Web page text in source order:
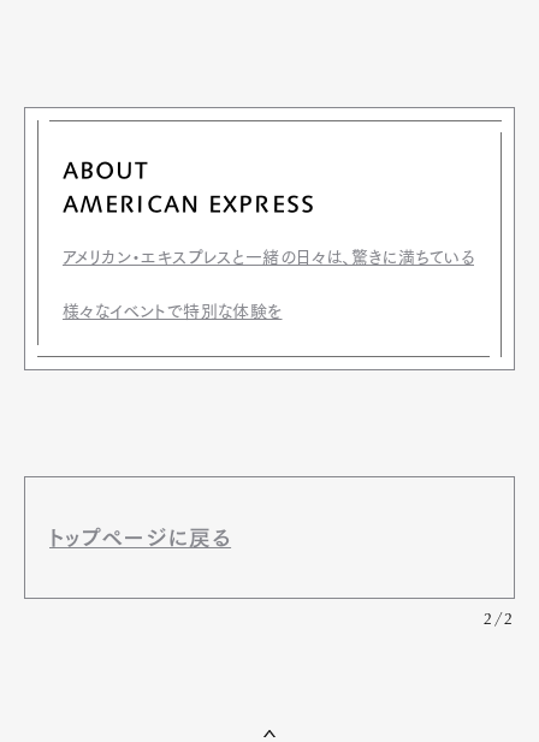
ABOUT
AMERICAN EXPRESS
アメリカン・エキスプレスと一緒の日々は、驚きに満ちている
様々なイベントで特別な体験を
トップページに戻る
2/2